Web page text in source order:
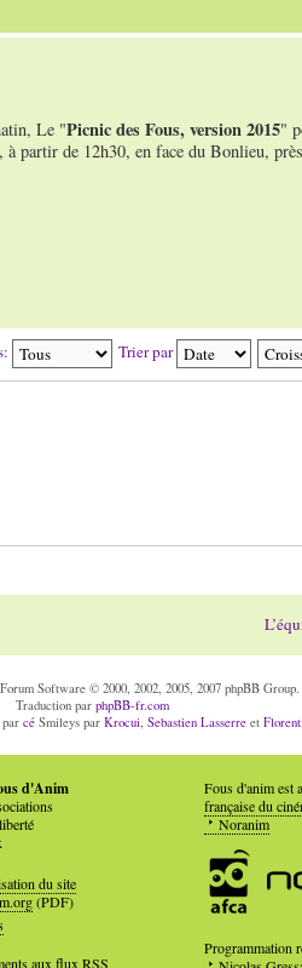
Le "Picnic des Fous, version 2015"
partir de 12h30, en face du Bonlieu,
Trier par
Software © 2000, 2002, 2005, 2007 phpBB Group.
Traduction parphpBB-fr.com
parcé Smileys parKrocui ,Sebastien Lasserre et
d'Anim
du site
(PDF)
aux flux RSS
Fous d'anim est
française du
Noranim
Programmation